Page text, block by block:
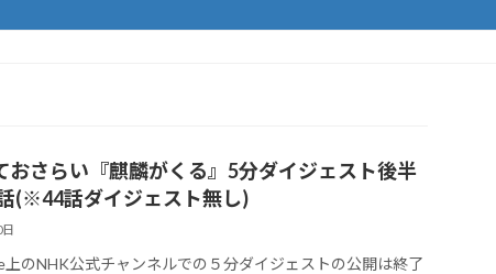
おさらい『麒麟がくる』5分ダイジェスト後半
(※44話ダイジェスト無し)
のNHK公式チャンネルでの５分ダイジェストの公開は終了